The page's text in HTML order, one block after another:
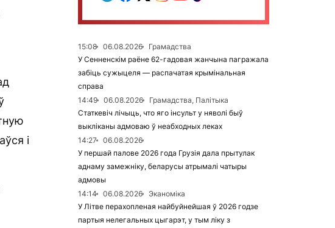
і
15:08 06.08.2026
Грамадства
У Сенненскім раёне 62-гадовая жанчына пагражала
забіць сужыцеля — распачатая крымінальная
справа
14:49
06.08.2026
Грамадства, Палітыка
Статкевіч лічыць, что яго інсульт у няволі быў
выкліканы адмоваю ў неабходных леках
14:27
06.08.2026
У першай палове 2026 года Грузія дала прытулак
аднаму замежніку, беларусы атрымалі чатыры
адмовы
14:14
06.08.2026
Эканоміка
У Літве перахопленая найбуйнейшая ў 2026 годзе
партыя нелегальных цыгарэт, у тым ліку з